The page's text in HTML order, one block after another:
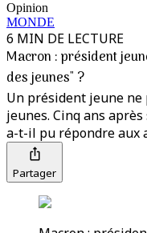
Opinion
MONDE
6 MIN DE LECTURE
Macron : président
des jeunes" ?
Un président jeune ne
jeunes. Cinq ans
a-t-il pu répondre aux
Partager